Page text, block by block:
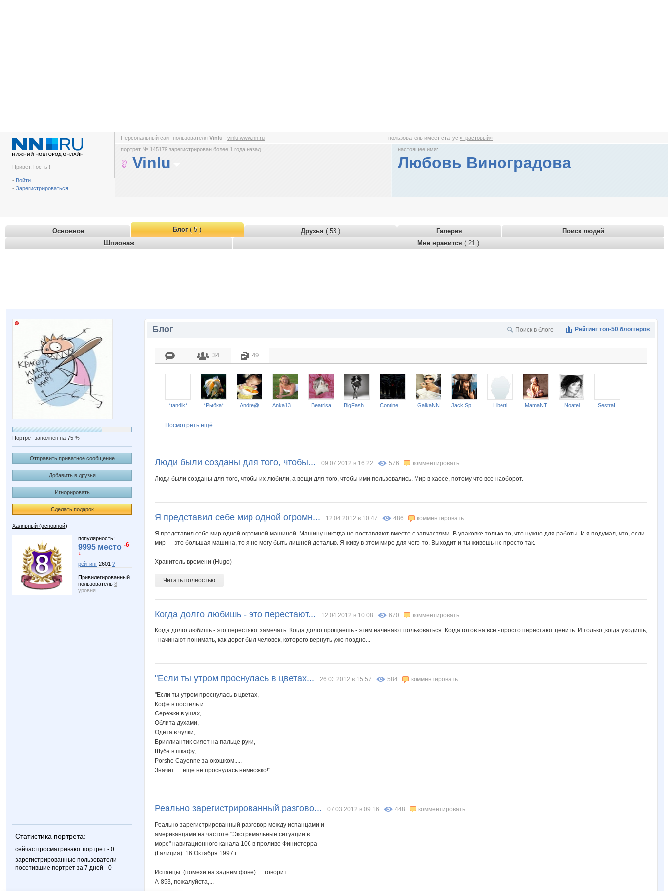
Привет, Гость !
- Войти
- Зарегистрироваться
Персональный сайт пользователя Vinlu : vinlu.www.nn.ru пользователь имеет статус«трастовый»
портрет № 145179 зарегистрирован более 1 года назад
Vinlu
настоящее имя:
Любовь Виноградова
Основное Блог( 5 ) Друзья ( 53 ) Галерея
Поиск людей
Шпионаж
Мне нравится ( 21 )
Портрет заполнен на 75 %
Отправить приватное сообщение
Добавить в друзья
Игнорировать
Сделать подарок
Халявный (основной)
популярность:
9995 место -6
↓
рейтинг 2601 ?
Привилегированный
пользователь 8
уровня
Статистика портрета:
сейчас просматривают портрет - 0
зарегистрированные пользователи
посетившие портрет за 7 дней - 0
Рейтинг топ-50 блоггеров
Блог
34 49
*tan4ik* *Рыбка* Andre@ Beatrisa GalkaNN Liberti MamaNT Noatel SestraL
Лпл Прага Жужжжа
Посмотреть ещё
Люди были созданы для того, чтобы... 09.07.2012 в 16:22 576 комментировать
Люди были созданы для того, чтобы их любили, а вещи для того, чтобы ими пользовались. Мир в хаосе, потому что все наоборот.
Я представил себе мир одной огромн... 12.04.2012 в 10:47 486 комментировать
Я представил себе мир одной огромной машиной. Машину никогда не поставляют вместе с запчастями. В упаковке только то, что нужно для работы. И я подумал, что, если
мир — это большая машина, то я не могу быть лишней деталью. Я живу в этом мире для чего-то. Выходит и ты живешь не просто так.
Хранитель времени (Hugo)
Читать полностью
Когда долго любишь - это перестают... 12.04.2012 в 10:08 670 комментировать
Когда долго любишь - это перестают замечать. Когда долго прощаешь - этим начинают пользоваться. Когда готов на все - просто перестают ценить. И только ,когда уходишь,
- начинают понимать, как дорог был человек, которого вернуть уже поздно...
"Если ты утром проснулась в цветах... 26.03.2012 в 15:57 584 комментировать
"Если ты утром проснулась в цветах,
Кофе в постель и
Сережки в ушах,
Облита духами,
Одета в чулки,
Бриллиантик сияет на пальце руки,
Шуба в шкафу,
Porshe Cayenne за окошком.....
Значит..... еще не проснулась немножко!"
Реально зарегистрированный разгово... 07.03.2012 в 09:16 448 комментировать
Реально зарегистрированный разговор между испанцами и
американцами на частоте "Экстремальные ситуации в
море" навигационного канала 106 в проливе Финистерра
(Галиция). 16 Октября 1997 г.
Испанцы: (помехи на заднем фоне) … говорит
А-853, пожалуйста,...